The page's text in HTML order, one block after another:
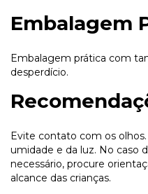
Embalagem
Embalagem prática com
desperdício.
Evite contato com os
umidade e da luz. No caso
necessário, procure
alcance das crianças.